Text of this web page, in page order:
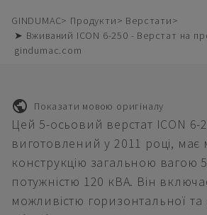
GINDUMAC Продукти
Верстати
➤ Вживаний ICON 6-250 - Верстат на
gindumac.com
Показати мовою оригіналу
Цей 5-осьовий верстат ICON 6-
виготовлений у 2011 році, має
конструкцію загальною вагою
потужністю 120 кВА. Він
можливістю горизонтальної та